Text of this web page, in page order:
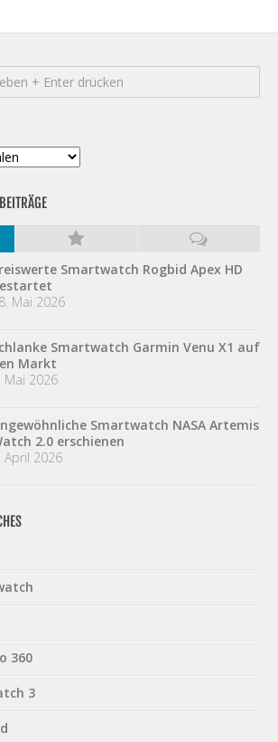
Smartwatch Rogbid Apex HD
Mai 2026
Smartwatch Garmin Venu X1 auf
Markt
Mai 2026
Smartwatch NASA Artemis
2.0 erschienen
April 2026
360
3